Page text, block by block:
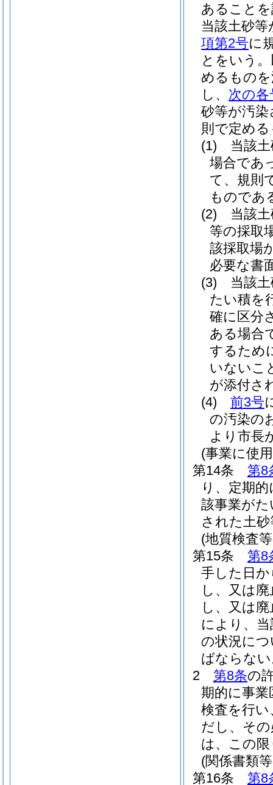
あること
当該土砂
項第2号に
とをいう
めるもの
し、 次の各
砂等が汚
則で定め
(1)
当該
場合であ
て、規則
ものであ
(2)
当該
等の採取
該採取場
必要な書
(3)
当該
たい積を
確に区分
ある場合
するため
いないこ
が添付さ
(4)
前3号
の汚染の
より市長
(事業に使
第14条
第8
り、定期
該事業が
された土
(地質検査
第15条
第8
手した日
し、又は
し、又は
により、
の状況に
ばならな
2
第8条の
期的に事
検査を行
だし、そ
は、この
(関係書類
第16条
第8